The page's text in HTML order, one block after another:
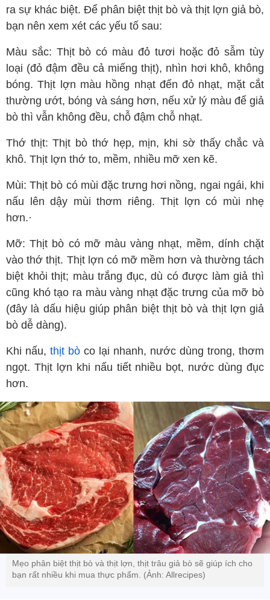
ra sự khác biệt. Để phân biệt thịt bò và thịt lợn giả bò,
bạn nên xem xét các yếu tố sau:
Màu sắc: Thịt bò có màu đỏ tươi hoặc đỏ sẫm tùy
loại (đỏ đậm đều cả miếng thịt), nhìn hơi khô, không
bóng. Thịt lợn màu hồng nhạt đến đỏ nhạt, mặt cắt
thường ướt, bóng và sáng hơn, nếu xử lý màu để giả
bò thì vẫn không đều, chỗ đậm chỗ nhạt.
Thớ thịt: Thịt bò thớ hẹp, mịn, khi sờ thấy chắc và
khô. Thịt lợn thớ to, mềm, nhiều mỡ xen kẽ.
Mùi: Thịt bò có mùi đặc trưng hơi nồng, ngai ngái, khi
nấu lên dậy mùi thơm riêng. Thịt lợn có mùi nhẹ
hơn.·
Mỡ: Thịt bò có mỡ màu vàng nhạt, mềm, dính chặt
vào thớ thịt. Thịt lợn có mỡ mềm hơn và thường tách
biệt khỏi thịt; màu trắng đục, dù có được làm giả thì
cũng khó tạo ra màu vàng nhạt đặc trưng của mỡ bò
(đây là dấu hiệu giúp phân biệt thịt bò và thịt lợn giả
bò dễ dàng).
Khi nấu, thịt bò co lại nhanh, nước dùng trong, thơm
ngọt. Thịt lợn khi nấu tiết nhiều bọt, nước dùng đục
hơn.
Mẹo phân biệt thịt bò và thịt lợn, thịt trâu giả bò sẽ giúp ích cho
bạn rất nhiều khi mua thực phẩm. (Ảnh: Allrecipes)